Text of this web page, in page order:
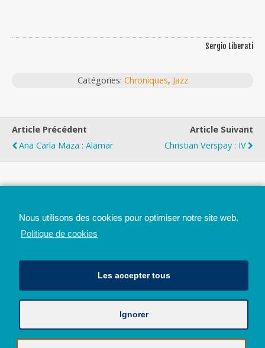
Sergio Liberati
Catégories: Chroniques, Jazz
Article Précédent
Ana Carla Maza : Alamar
Article Suivant
Christian Verspay : IV
Avec le soutien de la Province de Liège
© 2026 - Tous droits réservés - JazzMania
Nous utilisons des cookies pour optimiser notre site web.
Politique de cookies
Les accepter tous
Ignorer